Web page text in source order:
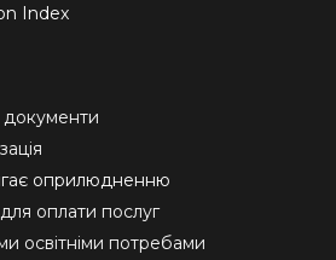
Index
документи
оприлюдненню
для оплати послуг
освітніми потребами